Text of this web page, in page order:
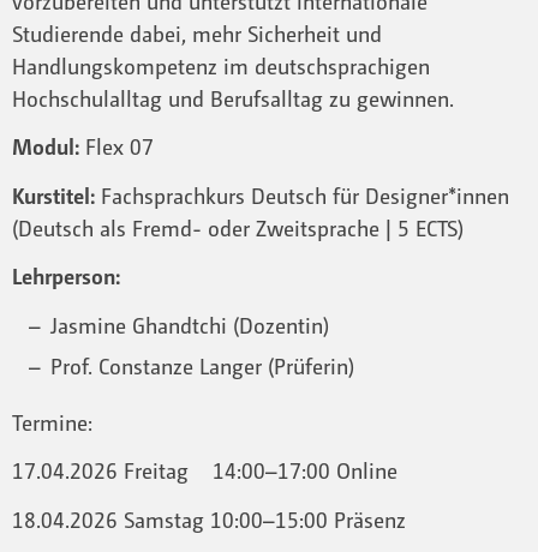
Studierende dabei, mehr Sicherheit und
Handlungskompetenz im deutschsprachigen
Hochschulalltag und Berufsalltag zu gewinnen.
Modul: Flex 07
Kurstitel: Fachsprachkurs Deutsch für Designer*innen
(Deutsch als Fremd- oder Zweitsprache | 5 ECTS)
Lehrperson:
Jasmine Ghandtchi (Dozentin)
Prof. Constanze Langer (Prüferin)
Termine:
17.04.2026 Freitag 14:00–17:00 Online
18.04.2026 Samstag 10:00–15:00 Präsenz